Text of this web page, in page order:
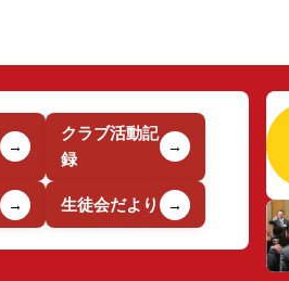
→
クラブ活動記
録
→
→ 生徒会だより →